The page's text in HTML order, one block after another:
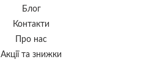
Блог
Контакти
Про нас
Акції та знижки